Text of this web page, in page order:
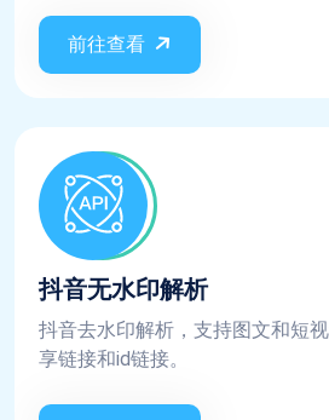
前往查看
抖音无水印解析
抖音去水印解析，支持图文和短
享链接和id链接。